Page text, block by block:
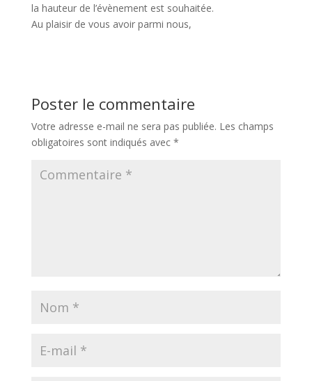
la hauteur de l’évènement est souhaitée.
Au plaisir de vous avoir parmi nous,
Poster le commentaire
Votre adresse e-mail ne sera pas publiée. Les champs
obligatoires sont indiqués avec *